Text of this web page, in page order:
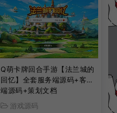
Q萌卡牌回合手游【法兰城的
回忆】全套服务端源码+客户
端源码+策划文档
游戏源码